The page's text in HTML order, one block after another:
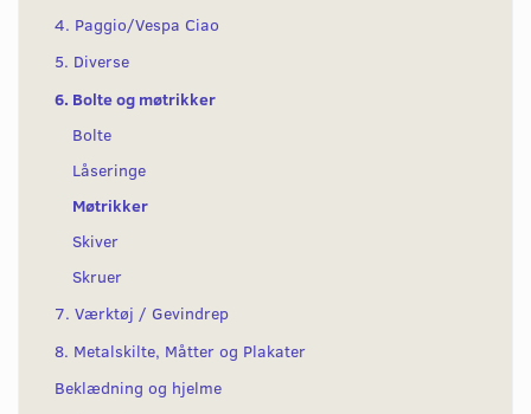
4. Paggio/Vespa Ciao
5. Diverse
6. Bolte og møtrikker
Bolte
Låseringe
Møtrikker
Skiver
Skruer
7. Værktøj / Gevindrep
8. Metalskilte, Måtter og Plakater
Beklædning og hjelme